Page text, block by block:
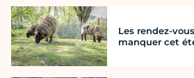
Les rendez-
manquer cet